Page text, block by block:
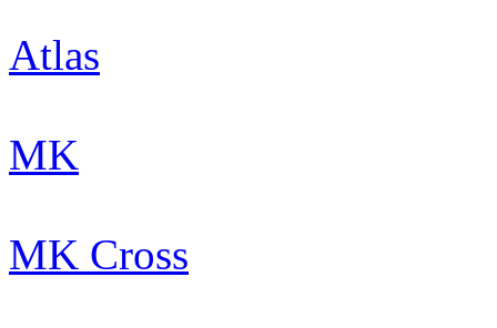
Atlas
MK
MK Cross